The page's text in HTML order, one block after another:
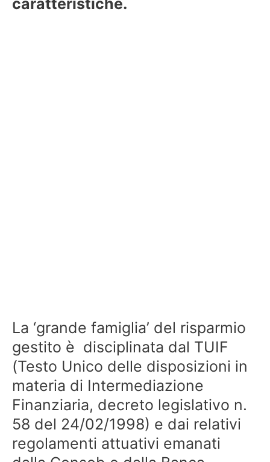
La ‘grande famiglia’ del risparmio
gestito è disciplinata dal TUIF
(Testo Unico delle disposizioni in
materia di Intermediazione
Finanziaria, decreto legislativo n.
58 del 24/02/1998) e dai relativi
regolamenti attuativi emanati